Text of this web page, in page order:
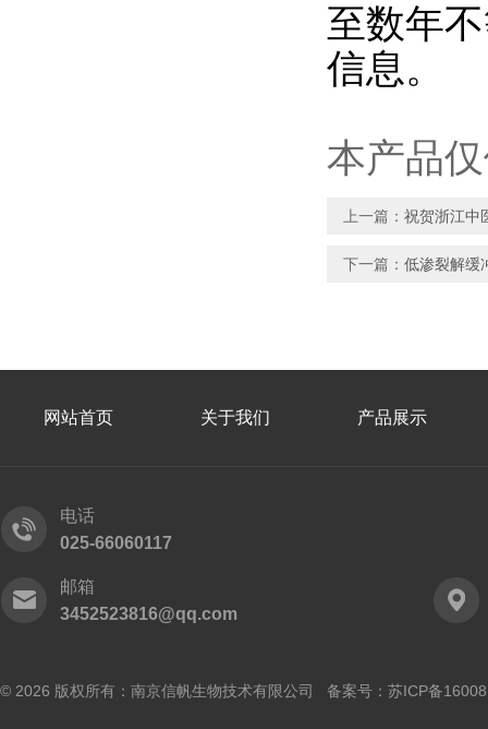
至数年
信息。
本产品
上一篇： 祝贺浙江中
下一篇： 低渗裂解缓
网站首页 关于我们 产品展示
电话
025-66060117
邮箱
3452523816@qq.com
© 2026 版权所有：南京信帆生物技术有限公司 备案号： 苏ICP备